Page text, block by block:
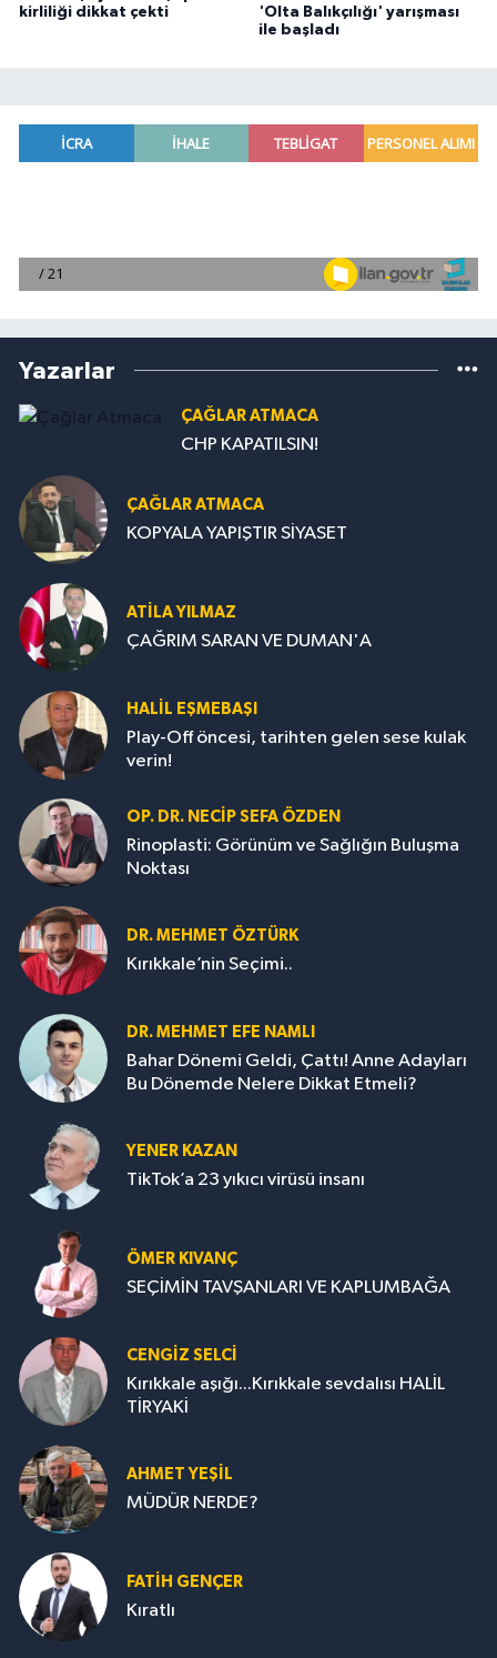
kirliliği dikkat çekti
'Olta Balıkçılığı' yarışması
ile başladı
Yazarlar
ÇAĞLAR ATMACA
CHP KAPATILSIN!
ÇAĞLAR ATMACA
KOPYALA YAPIŞTIR SİYASET
ATILA YILMAZ
ÇAĞRIM SARAN VE DUMAN'A
HALIL EŞMEBAŞI
Play-Off öncesi, tarihten gelen sese kulak
verin!
OP. DR. NECIP SEFA ÖZDEN
Rinoplasti: Görünüm ve Sağlığın Buluşma
Noktası
DR. MEHMET ÖZTÜRK
Kırıkkale’nin Seçimi..
DR. MEHMET EFE NAMLI
Bahar Dönemi Geldi, Çattı! Anne Adayları
Bu Dönemde Nelere Dikkat Etmeli?
YENER KAZAN
TikTok’a 23 yıkıcı virüsü insanı
ÖMER KIVANÇ
SEÇİMİN TAVŞANLARI VE KAPLUMBAĞA
CENGİZ SELCİ
Kırıkkale aşığı...Kırıkkale sevdalısı HALİL
TİRYAKİ
AHMET YEŞİL
MÜDÜR NERDE?
FATIH GENÇER
Kıratlı